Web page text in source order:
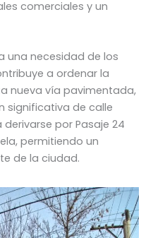
comerciales y un
una necesidad de los
a ordenar la
nueva vía pavimentada,
significativa de calle
por Pasaje 24
permitiendo un
de la ciudad.